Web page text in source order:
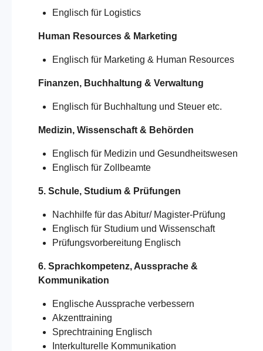
Englisch für Logistics
Human Resources & Marketing
Englisch für Marketing & Human Resources
Finanzen, Buchhaltung & Verwaltung
Englisch für Buchhaltung und Steuer etc.
Medizin, Wissenschaft & Behörden
Englisch für Medizin und Gesundheitswesen
Englisch für Zollbeamte
5. Schule, Studium & Prüfungen
Nachhilfe für das Abitur/ Magister-Prüfung
Englisch für Studium und Wissenschaft
Prüfungsvorbereitung Englisch
6. Sprachkompetenz, Aussprache &
Kommunikation
Englische Aussprache verbessern
Akzenttraining
Sprechtraining Englisch
Interkulturelle Kommunikation